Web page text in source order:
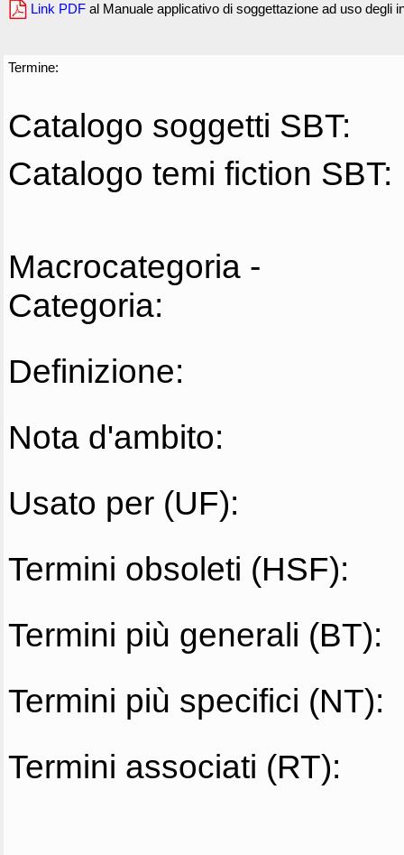
Link PDF al Manuale applicativo di soggettazione ad uso degli
Termine:
Catalogo soggetti SBT:
Catalogo temi fiction SBT:
Macrocategoria -
Categoria:
Definizione:
Nota d'ambito:
Usato per (UF):
Termini obsoleti (HSF):
Termini più generali (BT):
Termini più specifici (NT):
Termini associati (RT):